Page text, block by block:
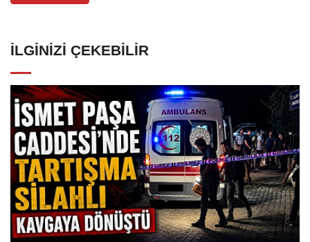
İLGINIZI ÇEKEBILIR